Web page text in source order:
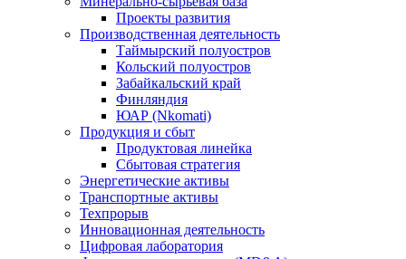
Проекты развития
Производственная деятельность
Таймырский полуостров
Кольский полуостров
Забайкальский край
Финляндия
ЮАР (Nkomati)
Продукция и сбыт
Продуктовая линейка
Сбытовая стратегия
Энергетические активы
Транспортные активы
Техпрорыв
Инновационная деятельность
Цифровая лаборатория